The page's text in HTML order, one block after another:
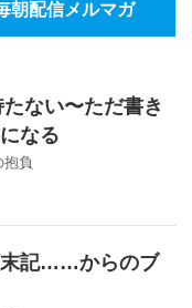
朝配信メルマガ
ない〜ただ書き
なる
抱負
末記……からのブ